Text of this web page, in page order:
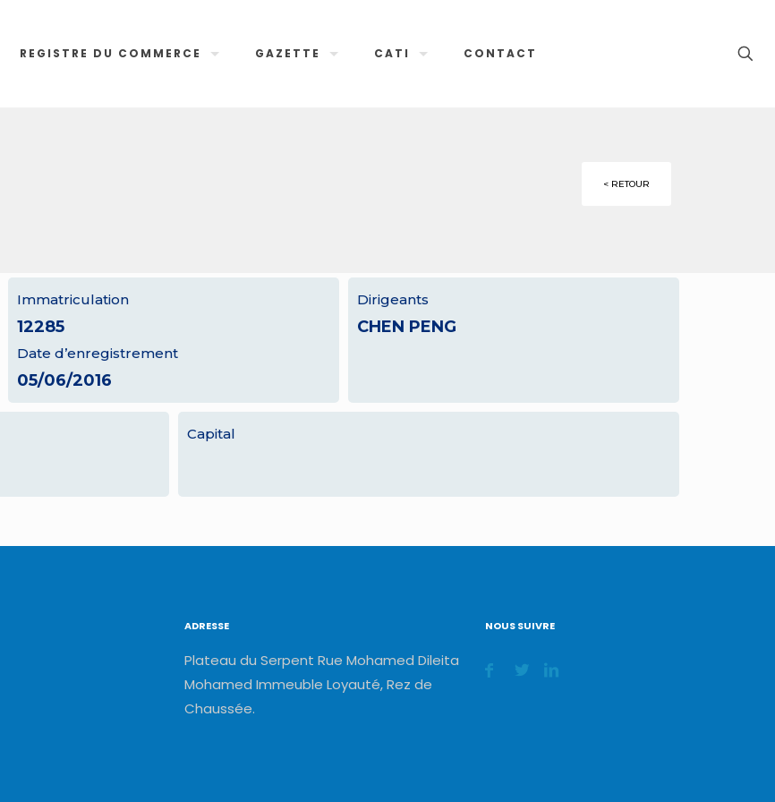
REGISTRE DU COMMERCE GAZETTE CATI CONTACT
< RETOUR
Immatriculation
12285
Date d’enregistrement
05/06/2016
Dirigeants
CHEN PENG
Capital
ADRESSE
Plateau du Serpent Rue Mohamed Dileita
Mohamed Immeuble Loyauté, Rez de
Chaussée.
NOUS SUIVRE